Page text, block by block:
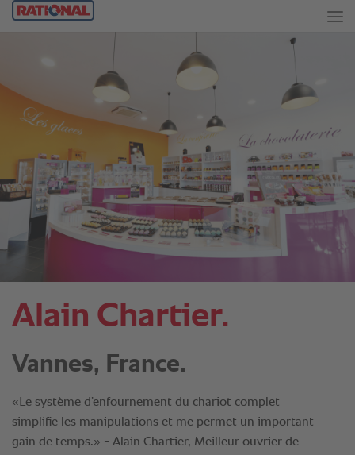
Alain Chartier.
Vannes, France.
«Le système d’enfournement du chariot complet
simplifie les manipulations et me permet un important
gain de temps.» - Alain Chartier, Meilleur ouvrier de